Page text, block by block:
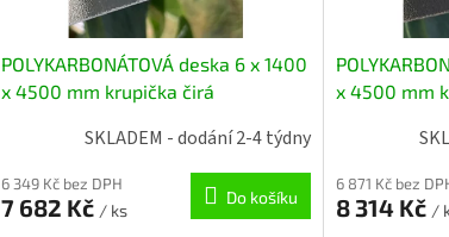
POLYKARBONÁTOVÁ deska 6 x 1400
x 4500 mm krupička čirá
SKLADEM - dodání 2-4 týdny
6 349 Kč bez DPH
7 682 Kč / ks
Do košíku
x 4500 mm
6 871 Kč bez
8 314 Kč /